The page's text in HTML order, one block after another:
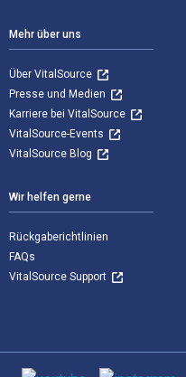
Mehr über uns
Über VitalSource
Presse und Medien
Karriere bei VitalSource
VitalSource-Events
VitalSource Blog
Wir helfen gerne
Rückgaberichtlinien
FAQs
VitalSource Support